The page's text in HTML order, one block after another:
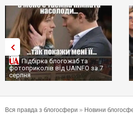
Підбірка блогожаб та
фотоприколів від UAINFO за 7
серпня
Вся правда з блогосфери » Новини